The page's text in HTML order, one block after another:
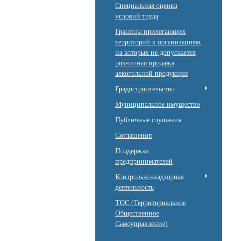
Специальная оценка
условий труда
Границы прилегающих
территорий к организациям,
на которых не допускается
розничная продажа
алкогольной продукции
Градостроительство
Муниципальное имущество
Публичные слушания
Соглашения
Поддержка
предпринимателей
Контрольно-надзорная
деятельность
ТОС (Территориальное
Общественное
Самоуправление)